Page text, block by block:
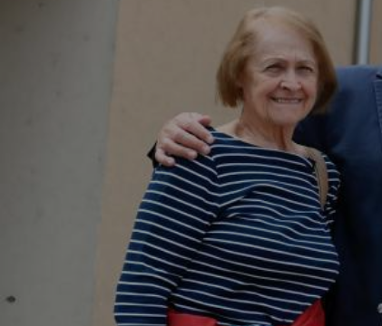
Los Angeles 2028
MOB
Kettőskarrier-program
NOB
Társszervezetek
OVEP